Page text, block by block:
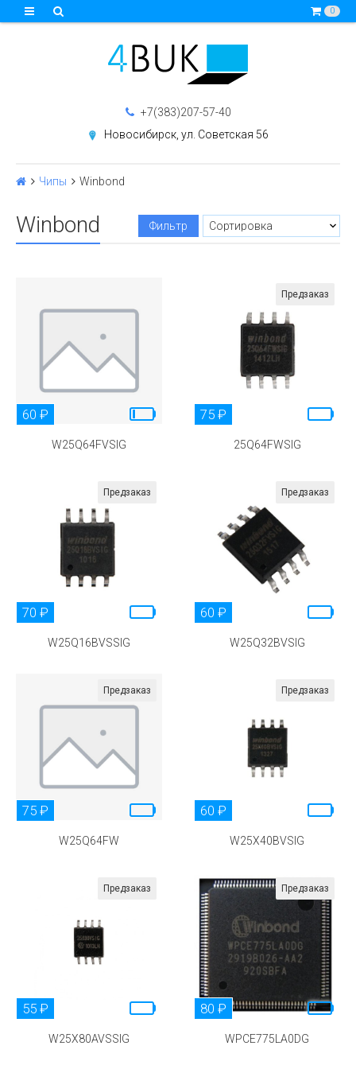
0
+7(383)207-57-40
Новосибирск, ул. Советская 56
Чипы Winbond
Winbond Фильтр
60 ₽
W25Q64FVSIG
Предзаказ
75 ₽
25Q64FWSIG
Предзаказ
70 ₽
W25Q16BVSSIG
Предзаказ
60 ₽
W25Q32BVSIG
Предзаказ
75 ₽
W25Q64FW
Предзаказ
60 ₽
W25X40BVSIG
Предзаказ
55 ₽
W25X80AVSSIG
Предзаказ
80 ₽
WPCE775LA0DG